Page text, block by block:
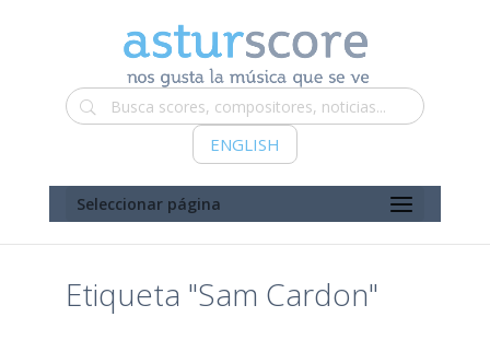
ENGLISH
Seleccionar página
Etiqueta "Sam Cardon"